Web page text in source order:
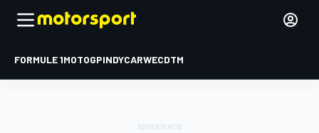
FORMULE 1MOTOGPINDYCARWECDTM